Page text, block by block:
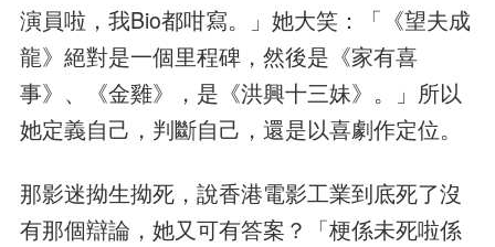
演員啦，我Bio都咁寫。」她大笑：「《望夫成
龍》絕對是一個里程碑，然後是《家有喜
事》、《金雞》，是《洪興十三妹》。」所以
她定義自己，判斷自己，還是以喜劇作定位。
那影迷拗生拗死，說香港電影工業到底死了沒
有那個辯論，她又可有答案？「梗係未死啦係